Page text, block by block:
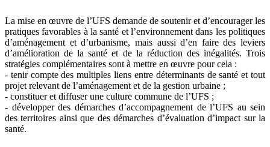
La mise en œuvre de l’UFS demande de soutenir et d’encourager les
pratiques favorables à la santé et l’environnement dans les politiques
d’aménagement et d’urbanisme, mais aussi d’en faire des leviers
d’amélioration de la santé et de la réduction des inégalités. Trois
stratégies complémentaires sont à mettre en œuvre pour cela :
- tenir compte des multiples liens entre déterminants de santé et tout
projet relevant de l’aménagement et de la gestion urbaine ;
- constituer et diffuser une culture commune de l’UFS ;
- développer des démarches d’accompagnement de l’UFS au sein
des territoires ainsi que des démarches d’évaluation d’impact sur la
santé.